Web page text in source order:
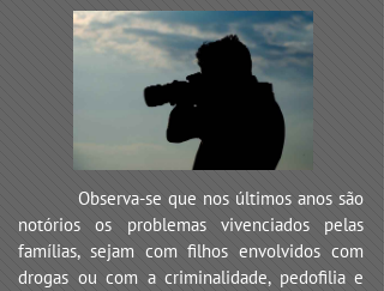
Observa-se que nos últimos anos são
notórios os problemas vivenciados pelas
famílias, sejam com filhos envolvidos com
drogas ou com a criminalidade, pedofilia e